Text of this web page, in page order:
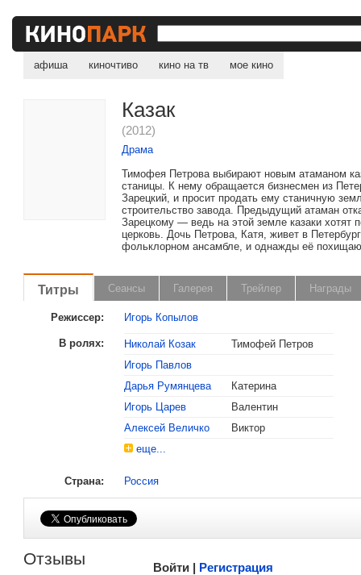
афиша киночтиво кино на тв мое кино
Казак
(2012)
Драма
Тимофея Петрова выбирают новым атаманом
станицы. К нему обращается бизнесмен из
Зарецкий, и просит продать ему станичную
строительство завода. Предыдущий атаман
Зарецкому — ведь на этой земле казаки хотят
церковь. Дочь Петрова, Катя, живет в
фольклорном ансамбле, и однажды её
Титры Сеансы Галерея Трейлер Награды
Режиссер: Игорь Копылов
В ролях: Николай Козак
Тимофей Петров
Игорь Павлов
Дарья Румянцева
Катерина
Игорь Царев
Валентин
Алексей Величко
Виктор
еще...
Страна: Россия
Отзывы Войти | Регистрация